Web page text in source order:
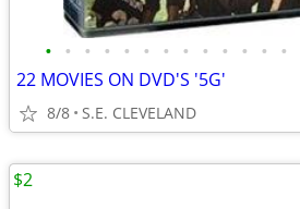
• • • • • • • • • • • • •
22 MOVIES ON DVD'S '5G'
8/8 S.E. CLEVELAND
$2